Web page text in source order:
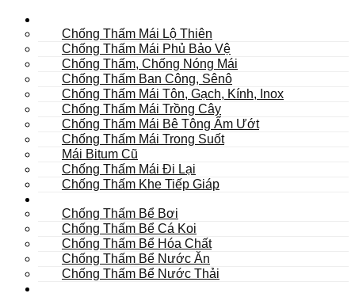
Chống Thấm Mái Lộ Thiên
Chống Thấm Mái Phủ Bảo Vệ
Chống Thấm, Chống Nóng Mái
Chống Thấm Ban Công, Sênô
Chống Thấm Mái Tôn, Gạch, Kính, Inox
Chống Thấm Mái Trồng Cây
Chống Thấm Mái Bê Tông Ẩm Ướt
Chống Thấm Mái Trong Suốt
Mái Bitum Cũ
Chống Thấm Mái Đi Lại
Chống Thấm Khe Tiếp Giáp
Chống Thấm Bể Bơi
Chống Thấm Bể Cá Koi
Chống Thấm Bể Hóa Chất
Chống Thấm Bể Nước Ăn
Chống Thấm Bể Nước Thải